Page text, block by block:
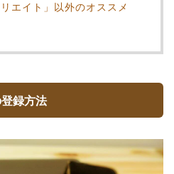
エイト」以外のオススメ
録方法